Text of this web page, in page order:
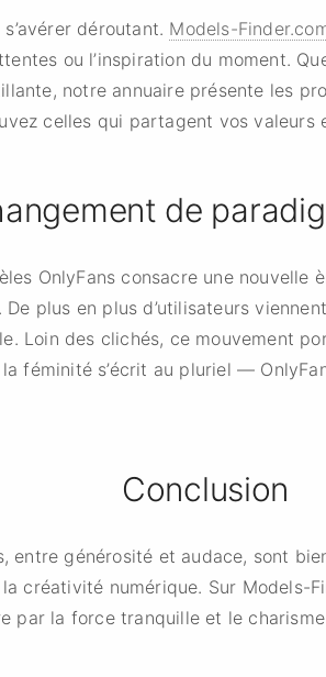
déroutant. Models-
ou l’inspiration du moment.
notre annuaire présente les
celles qui partagent vos
de
OnlyFans consacre une
plus en plus d’utilisateurs
Loin des clichés, ce mouvement
la féminité s’écrit au pluriel —
Conclusion
entre générosité et audace, sont
créativité numérique. Sur Models-
par la force tranquille et le